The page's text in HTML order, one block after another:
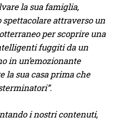
la sua famiglia,
attraverso un
per scoprire una
fuggiti da un
in un’emozionante
la sua casa prima che
i nostri contenuti,